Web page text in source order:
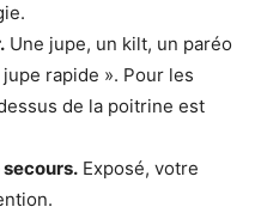
Une jupe, un kilt, un paréo
rapide ». Pour les
de la poitrine est
Exposé, votre